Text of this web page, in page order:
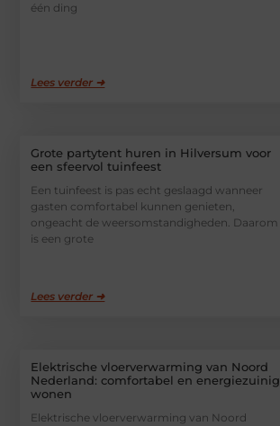
één ding
Lees verder ➜
Grote partytent huren in Hilversum voor
een sfeervol tuinfeest
Een tuinfeest is pas echt geslaagd wanneer
gasten comfortabel kunnen genieten,
ongeacht de weersomstandigheden. Daarom
is een grote
Lees verder ➜
Elektrische vloerverwarming van Noord
Nederland: comfortabel en energiezuinig
wonen
Elektrische vloerverwarming van Noord